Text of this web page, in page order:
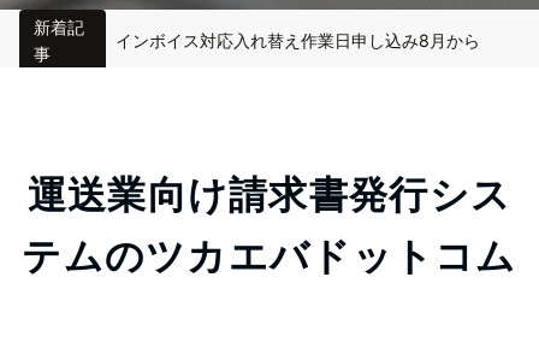
新着記
事
インボイス対応入れ替え作業日申し込み8月から
インボイス対応入れ替え作業日申し込み(保守契約中のお客様)
ホームページ更新状況について（サボっててすいません）
運送業向け請求書発行シス
テムのツカエバドットコム